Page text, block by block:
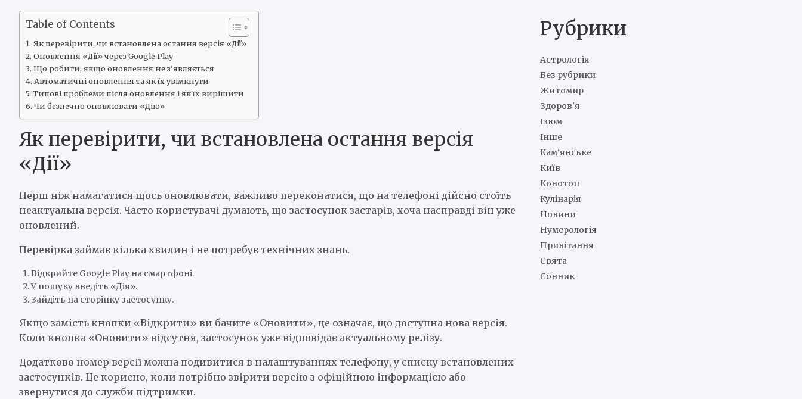
Table of Contents
Як перевірити, чи встановлена остання версія «Дії»
Оновлення «Дії» через Google Play
Що робити, якщо оновлення не з’являється
Автоматичні оновлення та як їх увімкнути
Типові проблеми після оновлення і як їх вирішити
Чи безпечно оновлювати «Дію»
Як перевірити, чи встановлена остання версія
«Дії»
Перш ніж намагатися щось оновлювати, важливо переконатися, що на телефоні дійсно стоїть
неактуальна версія. Часто користувачі думають, що застосунок застарів, хоча насправді він уже
оновлений.
Перевірка займає кілька хвилин і не потребує технічних знань.
Відкрийте Google Play на смартфоні.
У пошуку введіть «Дія».
Зайдіть на сторінку застосунку.
Якщо замість кнопки «Відкрити» ви бачите «Оновити», це означає, що доступна нова версія.
Коли кнопка «Оновити» відсутня, застосунок уже відповідає актуальному релізу.
Додатково номер версії можна подивитися в налаштуваннях телефону, у списку встановлених
застосунків. Це корисно, коли потрібно звірити версію з офіційною інформацією або
звернутися до служби підтримки.
Рубрики
Астрологія
Без рубрики
Житомир
Здоров'я
Ізюм
Інше
Кам'янське
Київ
Конотоп
Кулінарія
Новини
Нумерологія
Привітання
Свята
Сонник